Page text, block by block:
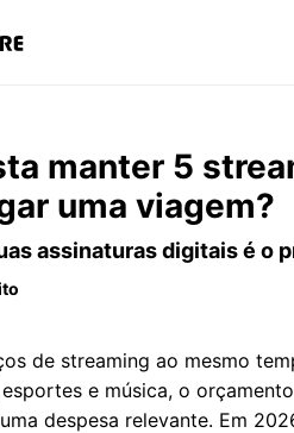
manter 5
uma viagem?
assinaturas digitais é o
de streaming ao mesmo
e música, o
despesa relevante. Em